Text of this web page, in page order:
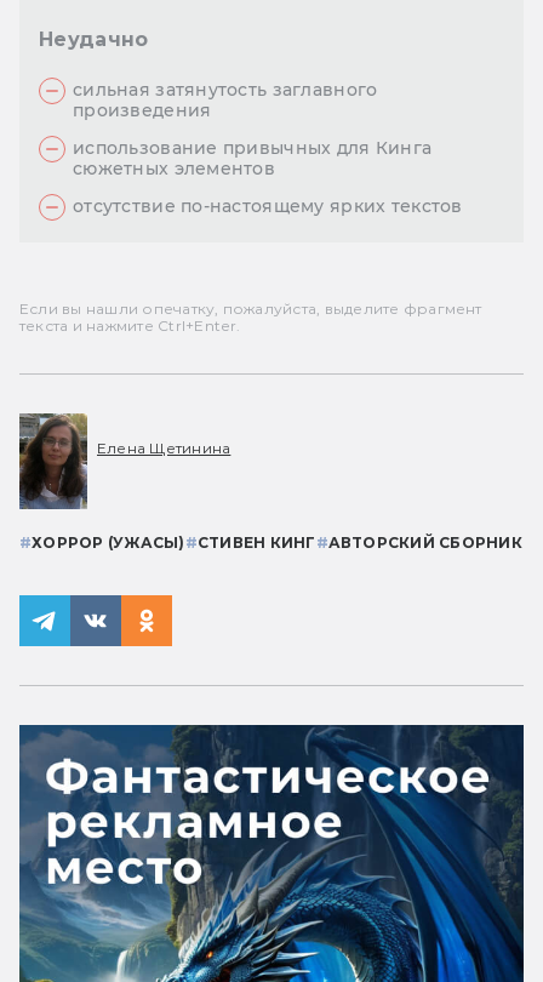
Неудачно
сильная затянутость заглавного
произведения
использование привычных для Кинга
сюжетных элементов
отсутствие по-настоящему ярких текстов
Если вы нашли опечатку, пожалуйста, выделите фрагмент
текста и нажмите Ctrl+Enter.
Елена Щетинина
#ХОРРОР (УЖАСЫ) #СТИВЕН КИНГ #АВТОРСКИЙ СБОРНИК